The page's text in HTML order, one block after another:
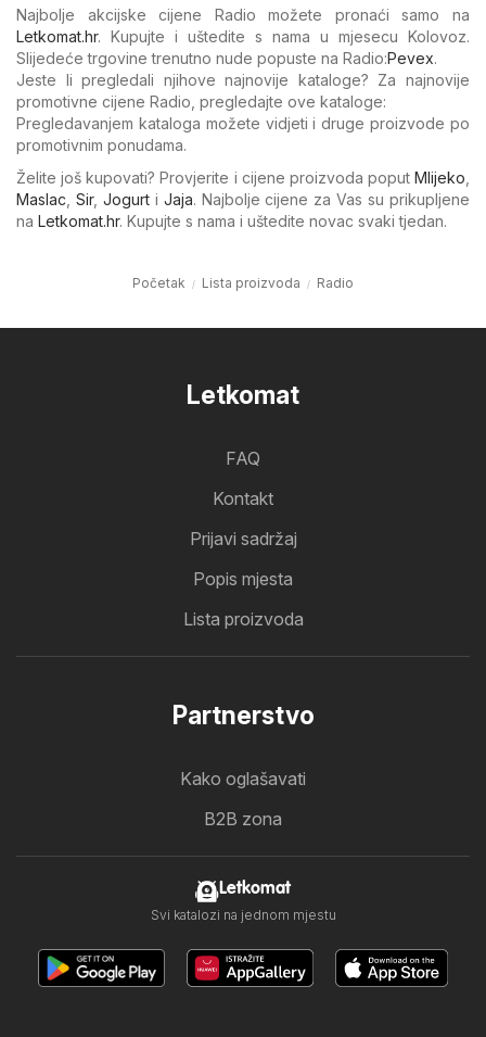
Najbolje akcijske cijene Radio možete pronaći samo na
Letkomat.hr. Kupujte i uštedite s nama u mjesecu Kolovoz.
Slijedeće trgovine trenutno nude popuste na Radio:Pevex.
Jeste li pregledali njihove najnovije kataloge? Za najnovije
promotivne cijene Radio, pregledajte ove kataloge:
Pregledavanjem kataloga možete vidjeti i druge proizvode po
promotivnim ponudama.
Želite još kupovati? Provjerite i cijene proizvoda poput Mlijeko
Maslac Sir, Jogurti Jaja. Najbolje cijene za Vas su prikupljene
na Letkomat.hr. Kupujte s nama i uštedite novac svaki tjedan.
Početak Lista proizvoda Radio
Letkomat
FAQ
Kontakt
Prijavi sadržaj
Popis mjesta
Lista proizvoda
Partnerstvo
Kako oglašavati
B2B zona
Letkomat
Svi katalozi na jednom mjestu